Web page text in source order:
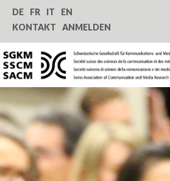
Über uns
Zeitschrift SComS
Jahrestagung
Förderung
Service
DE FR IT
EN
KONTAKT
ANMELDEN